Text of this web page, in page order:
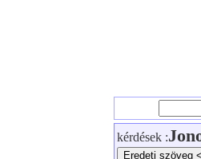
kérdések :